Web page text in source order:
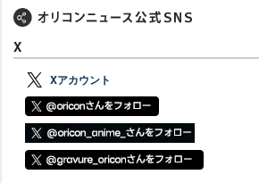
X
Xアカウント